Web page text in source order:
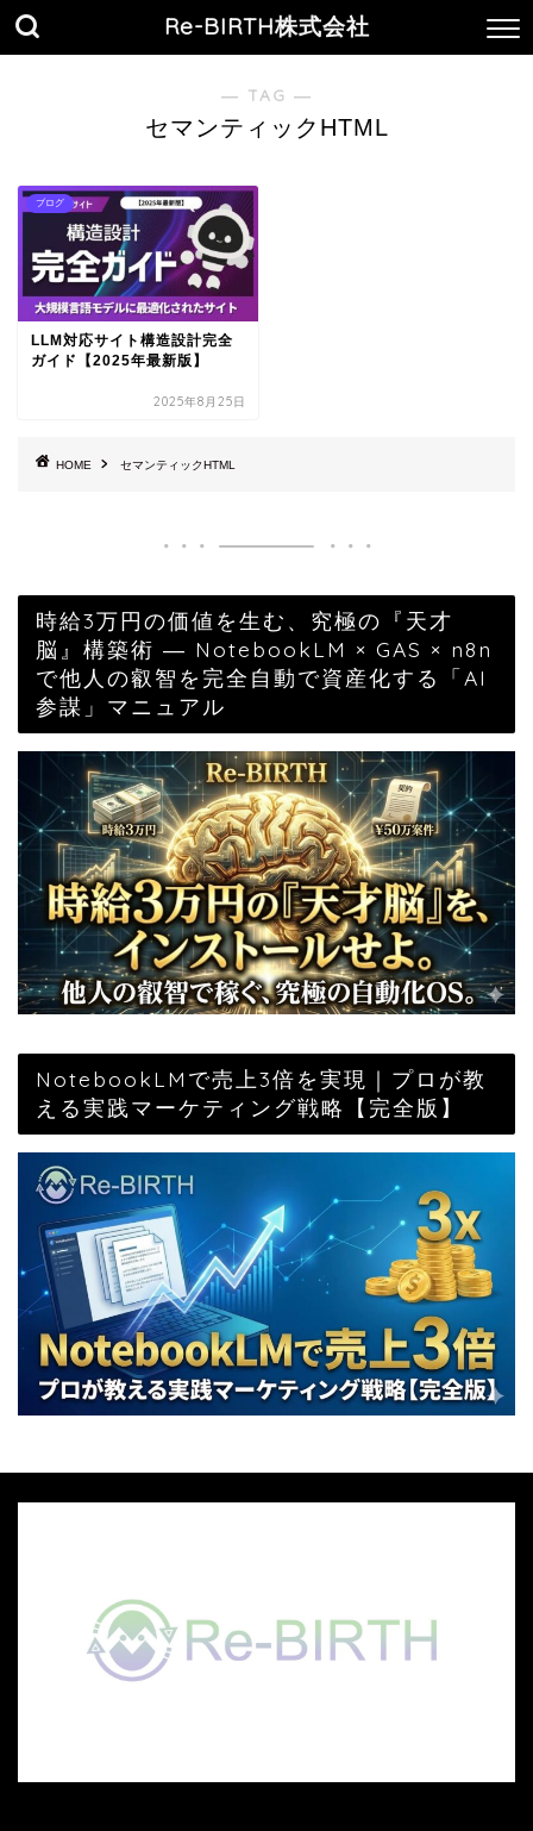
Re-BIRTH株式会社
― TAG ―
セマンティックHTML
ブログ
LLM対応サイト構造設計完全
ガイド【2025年最新版】
2025年8月25日
HOME セマンティックHTML
時給3万円の価値を生む、究極の『天才
脳』構築術 ― NotebookLM × GAS × n8n
で他人の叡智を完全自動で資産化する「AI
参謀」マニュアル
NotebookLMで売上3倍を実現｜プロが教
える実践マーケティング戦略【完全版】